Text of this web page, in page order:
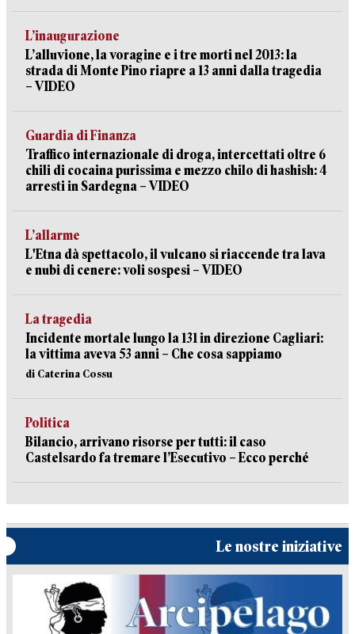
L’inaugurazione
L’alluvione, la voragine e i tre morti nel 2013: la
strada di Monte Pino riapre a 13 anni dalla tragedia
– VIDEO
Guardia di Finanza
Traffico internazionale di droga, intercettati oltre 6
chili di cocaina purissima e mezzo chilo di hashish: 4
arresti in Sardegna – VIDEO
L’allarme
L'Etna dà spettacolo, il vulcano si riaccende tra lava
e nubi di cenere: voli sospesi – VIDEO
La tragedia
Incidente mortale lungo la 131 in direzione Cagliari:
la vittima aveva 53 anni – Che cosa sappiamo
di Caterina Cossu
Politica
Bilancio, arrivano risorse per tutti: il caso
Castelsardo fa tremare l’Esecutivo – Ecco perché
Le nostre iniziative